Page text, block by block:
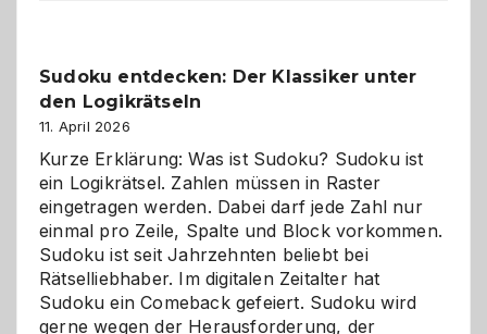
Sudoku entdecken: Der Klassiker unter
den Logikrätseln
11. April 2026
Kurze Erklärung: Was ist Sudoku? Sudoku ist
ein Logikrätsel. Zahlen müssen in Raster
eingetragen werden. Dabei darf jede Zahl nur
einmal pro Zeile, Spalte und Block vorkommen.
Sudoku ist seit Jahrzehnten beliebt bei
Rätselliebhaber. Im digitalen Zeitalter hat
Sudoku ein Comeback gefeiert. Sudoku wird
gerne wegen der Herausforderung, der